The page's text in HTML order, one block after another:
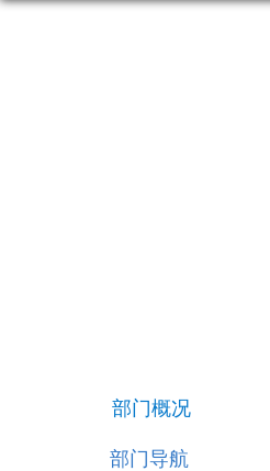
部门概况
部门导航